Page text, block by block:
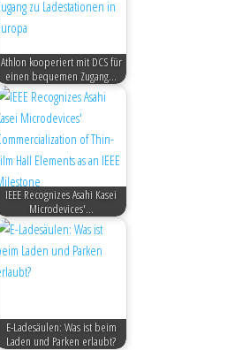
Athlon kooperiert mit DCS für
einen bequemen Zugang…
IEEE Recognizes Asahi Kasei
Microdevices'…
E-Ladesäulen: Was ist beim
Laden und Parken erlaubt?